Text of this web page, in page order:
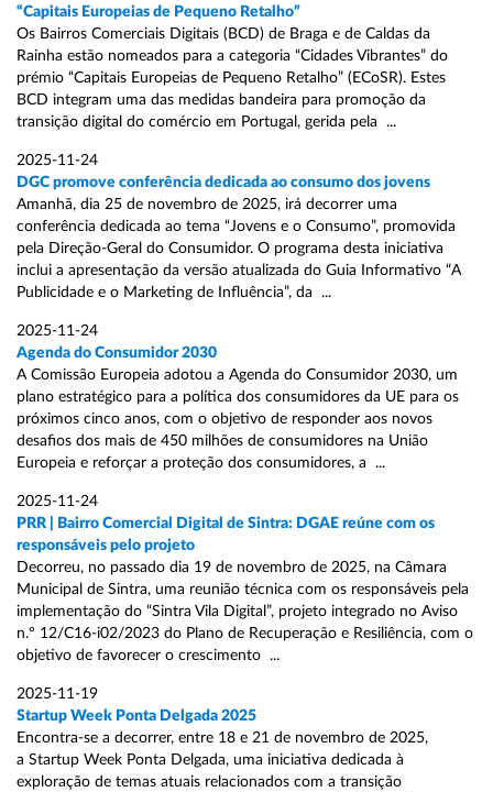
“Capitais Europeias de Pequeno Retalho”
Os Bairros Comerciais Digitais (BCD) de Braga e de Caldas da
Rainha estão nomeados para a categoria “Cidades Vibrantes” do
prémio “Capitais Europeias de Pequeno Retalho” (ECoSR). Estes
BCD integram uma das medidas bandeira para promoção da
transição digital do comércio em Portugal, gerida pela ...
2025-11-24
DGC promove conferência dedicada ao consumo dos jovens
Amanhã, dia 25 de novembro de 2025, irá decorrer uma
conferência dedicada ao tema “Jovens e o Consumo”, promovida
pela Direção-Geral do Consumidor. O programa desta iniciativa
inclui a apresentação da versão atualizada do Guia Informativo “A
Publicidade e o Marketing de Influência”, da ...
2025-11-24
Agenda do Consumidor 2030
A Comissão Europeia adotou a Agenda do Consumidor 2030, um
plano estratégico para a política dos consumidores da UE para os
próximos cinco anos, com o objetivo de responder aos novos
desafios dos mais de 450 milhões de consumidores na União
Europeia e reforçar a proteção dos consumidores, a ...
2025-11-24
PRR | Bairro Comercial Digital de Sintra: DGAE reúne com os
responsáveis pelo projeto
Decorreu, no passado dia 19 de novembro de 2025, na Câmara
Municipal de Sintra, uma reunião técnica com os responsáveis pela
implementação do “Sintra Vila Digital”, projeto integrado no Aviso
n.º 12/C16-i02/2023 do Plano de Recuperação e Resiliência, com o
objetivo de favorecer o crescimento ...
2025-11-19
Startup Week Ponta Delgada 2025
Encontra-se a decorrer, entre 18 e 21 de novembro de 2025,
a Startup Week Ponta Delgada, uma iniciativa dedicada à
exploração de temas atuais relacionados com a transição